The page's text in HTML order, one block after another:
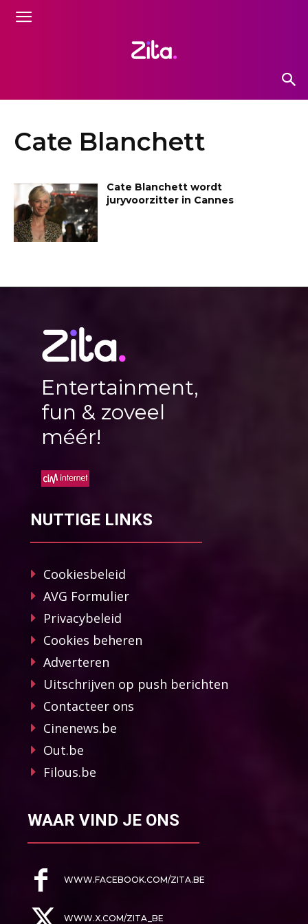
Cate Blanchett
Cate Blanchett wordt
juryvoorzitter in Cannes
Entertainment,
fun & zoveel
méér!
NUTTIGE LINKS
Cookiesbeleid
AVG Formulier
Privacybeleid
Cookies beheren
Adverteren
Uitschrijven op push berichten
Contacteer ons
Cinenews.be
Out.be
Filous.be
WAAR VIND JE ONS
WWW.FACEBOOK.COM/ZITA.BE
WWW.X.COM/ZITA_BE